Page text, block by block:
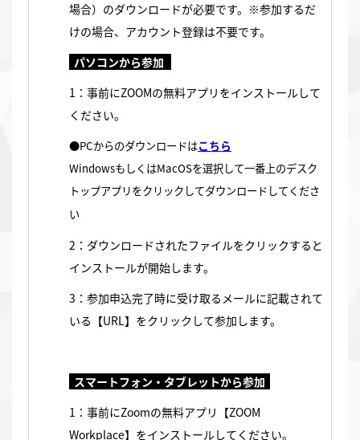
場合）のダウンロードが必要です。※参加するだ
けの場合、アカウント登録は不要です。
パソコンから参加
1：事前にZOOMの無料アプリをインストールして
ください。
●PCからのダウンロードはこちら
WindowsもしくはMacOSを選択して一番上のデスク
トップアプリをクリックしてダウンロードしてくださ
い
2：ダウンロードされたファイルをクリックすると
インストールが開始します。
3：参加申込完了時に受け取るメールに記載されて
いる【URL】をクリックして参加します。
スマートフォン・タブレットから参加
1：事前にZoomの無料アプリ【ZOOM
Workplace】をインストールしてください。